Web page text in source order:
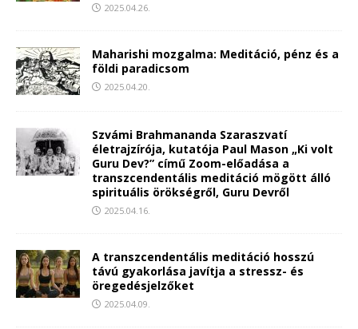
2025.04.26.
Maharishi mozgalma: Meditáció, pénz és a
földi paradicsom
2025.04.20.
Szvámi Brahmananda Szaraszvatí
életrajzírója, kutatója Paul Mason „Ki volt
Guru Dev?” című Zoom-előadása a
transzcendentális meditáció mögött álló
spirituális örökségről, Guru Devről
2025.04.16.
A transzcendentális meditáció hosszú
távú gyakorlása javítja a stressz- és
öregedésjelzőket
2025.04.09.